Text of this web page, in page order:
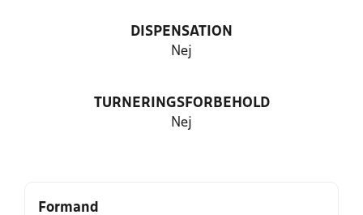
DISPENSATION
Nej
TURNERINGSFORBEHOLD
Nej
Formand